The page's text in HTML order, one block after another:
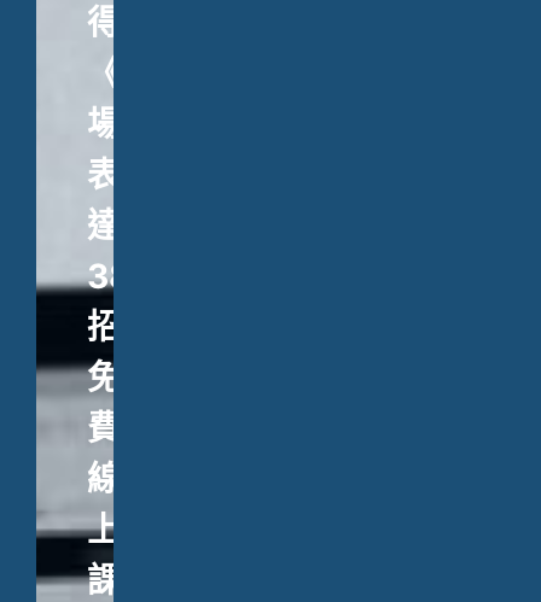
得
《職
場
表
達
38
招》、
免
費
線
上
課